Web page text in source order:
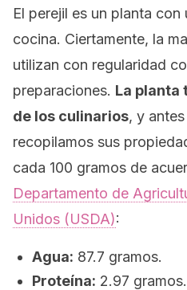
El perejil es un planta con
cocina. Ciertamente, la
utilizan con regularidad
preparaciones. La planta
de los culinarios, y
recopilamos sus
cada 100 gramos de
Departamento de
Unidos (USDA):
Agua: 87.7 gramos.
Proteína: 2.97 gramos.